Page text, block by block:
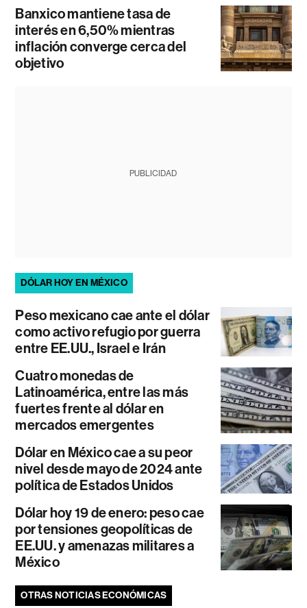
Banxico mantiene tasa de
interés en 6,50% mientras
inflación converge cerca del
objetivo
PUBLICIDAD
DÓLAR HOY EN MÉXICO
Peso mexicano cae ante el dólar
como activo refugio por guerra
entre EE.UU., Israel e Irán
Cuatro monedas de
Latinoamérica, entre las más
fuertes frente al dólar en
mercados emergentes
Dólar en México cae a su peor
nivel desde mayo de 2024 ante
política de Estados Unidos
Dólar hoy 19 de enero: peso cae
por tensiones geopolíticas de
EE.UU. y amenazas militares a
México
OTRAS NOTICIAS ECONÓMICAS